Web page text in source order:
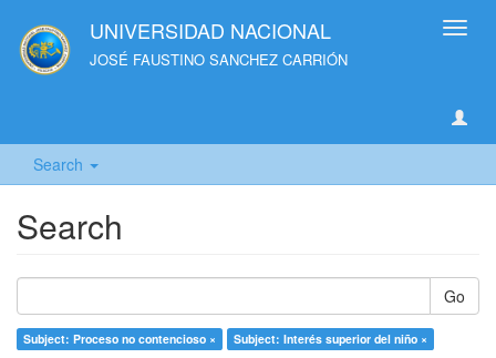
UNIVERSIDAD NACIONAL
JOSÉ FAUSTINO SANCHEZ CARRIÓN
Search
Search
Go
Subject: Proceso no contencioso × Subject: Interés superior del niño ×